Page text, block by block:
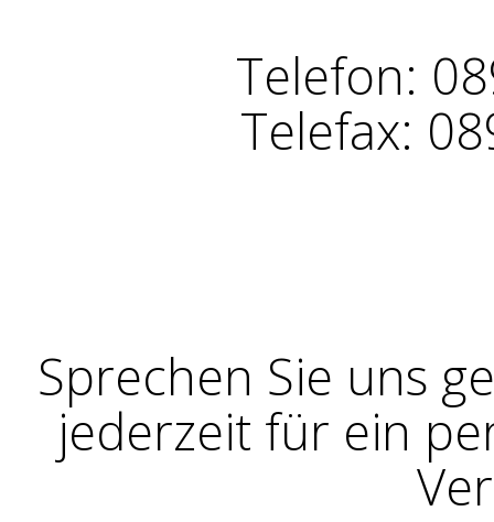
Telefon:
Telefax:
Sprechen Sie uns
jederzeit für ein